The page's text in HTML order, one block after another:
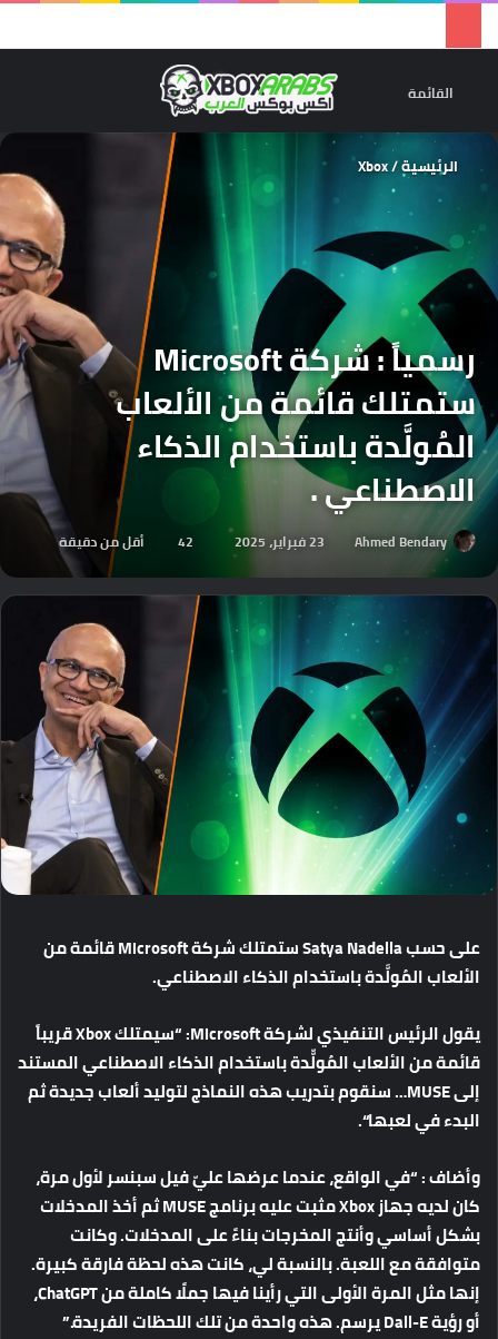
القائمة
الرئيسية/
Xbox
رسمياً : شركة Microsoft
ستمتلك قائمة من الألعاب
المُولَّدة باستخدام الذكاء
الاصطناعي .
Ahmed Bendary 23 فبراير، 2025 42 أقل من دقيقة
علىحسب ستمتلكشركة قائمةمن
الألعابالمُولَّدةباستخدامالذكاءالاصطناعي.
يقولالرئيسالتنفيذيلشركة سيمتلك
قريباً
قائمةمنالألعابالمُولّّدةباستخدامالذكاءالاصطناعيالمستند
إلىMUSE… سنقومبتدريبهذهالنماذجلتوليدألعابجديدةثم
البدءفيلعبها“.
وأضاف: “فيالواقع،عندماعرضهاعليّفيلسبنسرلأولمرة،
كانلديهجهاز مثبتعليهبرنامج ثمأخذالمدخلات
بشكلأساسيوأنتجالمخرجاتبناءًعلىالمدخلات.وكانت
متوافقةمعاللعبة.بالنسبةلي،كانتهذهلحظةفارقةكبيرة.
إنهامثلالمرةالأولىالتيرأينافيهاجملًاكاملةمن
،
أورؤية يرسم.هذهواحدةمنتلكاللحظاتالفريدة.”